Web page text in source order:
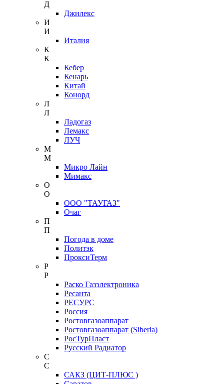
Д
Джилекс
И
И
Италия
К
К
Кебер
Кенарь
Китай
Конорд
Л
Л
Ладогаз
Лемакс
ЛУЧ
М
М
Микро Лайн
Мимакс
О
О
ООО "ТАУГАЗ"
Очаг
П
П
Погода в доме
Политэк
ПроксиТерм
Р
Р
Раско Газэлектроника
Ресанта
РЕСУРС
Россия
Ростовгазоаппарат
Ростовгазоаппарат (Siberia)
РосТурПласт
Русский Радиатор
С
С
САКЗ (ЦИТ-ПЛЮС )